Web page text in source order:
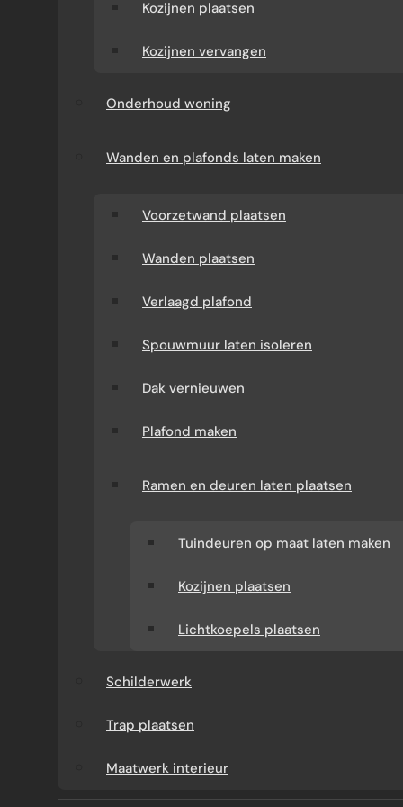
Kozijnen plaatsen
Kozijnen vervangen
Onderhoud woning
Wanden en plafonds laten maken
Voorzetwand plaatsen
Wanden plaatsen
Verlaagd plafond
Spouwmuur laten isoleren
Dak vernieuwen
Plafond maken
Ramen en deuren laten plaatsen
Tuindeuren op maat laten maken
Kozijnen plaatsen
Lichtkoepels plaatsen
Schilderwerk
Trap plaatsen
Maatwerk interieur
WAT KUNT U VAN ONS
VERWACHTEN?
Verbouw-Gigant is een ervaren specialist in
Nederland. Wij verzorgen het volledige